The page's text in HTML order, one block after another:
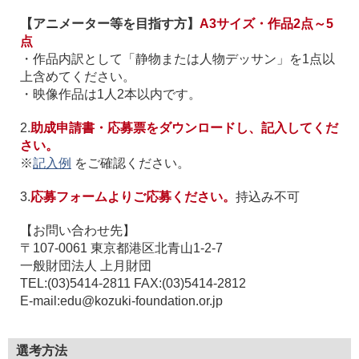
【アニメーター等を目指す方】 A3サイズ・作品2点～5
点
・作品内訳として「静物または人物デッサン」を1点以
上含めてください。
・映像作品は1人2本以内です。
2.助成申請書・応募票をダウンロードし、記入してくだ
さい。
※記入例 をご確認ください。
3.応募フォームよりご応募ください。 持込み不可
【お問い合わせ先】
〒107-0061 東京都港区北青山1-2-7
一般財団法人 上月財団
TEL:(03)5414-2811 FAX:(03)5414-2812
E-mail:edu@kozuki-foundation.or.jp
選考方法